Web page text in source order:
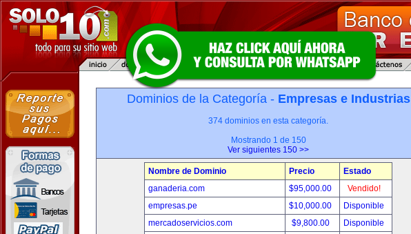
Dominios de la Categoría - Empresas e Industrias
374 dominios en esta categoría.
Mostrando 1 de 150
Ver siguientes 150 >>
Nombre de Dominio Precio
Estado
ganaderia.com
$95,000.00
Vendido!
empresas.pe
$10,000.00
Disponible
mercadoservicios.com
$9,800.00
Disponible